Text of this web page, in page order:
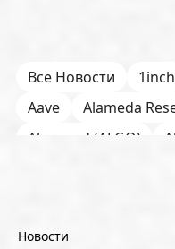
Все Новости 1inch
Aave
Alameda
Algorand (ALGO)
Aster
Новости